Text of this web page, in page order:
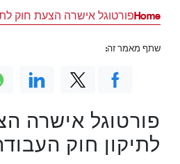
Homeפורטוגל אישרה הצעת חוק
פורטוגל אישרה
לתיקון חוק
שתף מאמר זה: